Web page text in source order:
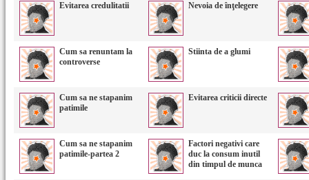
Evitarea credulitatii Nevoia de înţelegere
Cum sa renuntam la
controverse
Stiinta de a glumi
Cum sa ne stapanim
patimile
Evitarea criticii directe
Cum sa ne stapanim
patimile-partea 2
Factori negativi care
duc la consum inutil
din timpul de munca